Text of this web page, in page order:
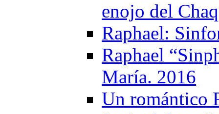
enojo del
Raphael:
Raphael
María. 2016
Un romántico